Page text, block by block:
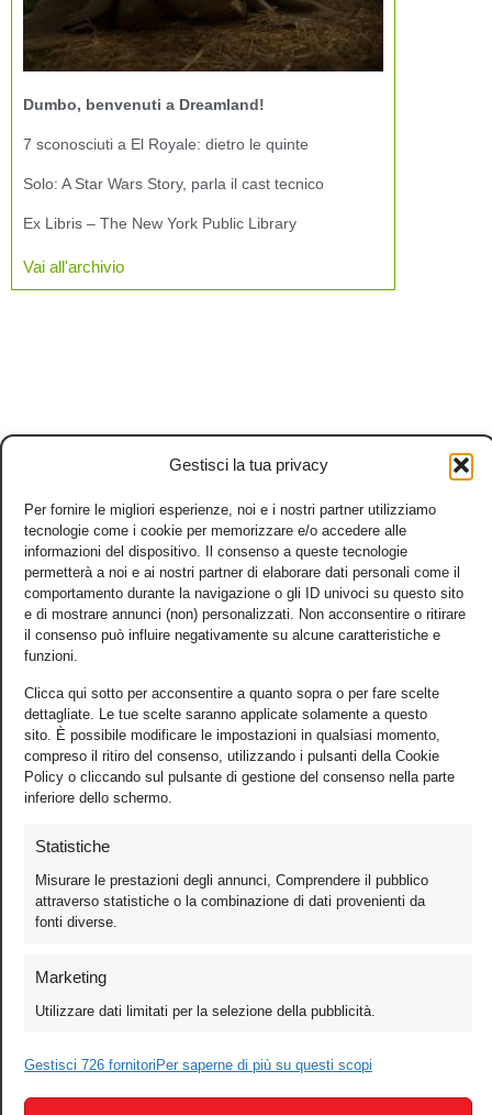
Gestisci la tua privacy
Per fornire le migliori esperienze, noi e i nostri partner utilizziamo
tecnologie come i cookie per memorizzare e/o accedere alle
informazioni del dispositivo. Il consenso a queste tecnologie
permetterà a noi e ai nostri partner di elaborare dati personali come il
comportamento durante la navigazione o gli ID univoci su questo sito
e di mostrare annunci (non) personalizzati. Non acconsentire o ritirare
il consenso può influire negativamente su alcune caratteristiche e
funzioni.
Clicca qui sotto per acconsentire a quanto sopra o per fare scelte
dettagliate. Le tue scelte saranno applicate solamente a questo
sito. È possibile modificare le impostazioni in qualsiasi momento,
compreso il ritiro del consenso, utilizzando i pulsanti della Cookie
Policy o cliccando sul pulsante di gestione del consenso nella parte
inferiore dello schermo.
Statistiche
Misurare le prestazioni degli annunci, Comprendere il pubblico
attraverso statistiche o la combinazione di dati provenienti da
fonti diverse.
Marketing
Utilizzare dati limitati per la selezione della pubblicità.
Gestisci 726 fornitori Per saperne di più su questi scopi
Dumbo, benvenuti a Dreamland!
7 sconosciuti a El Royale: dietro le quinte
Solo: A Star Wars Story, parla il cast tecnico
Ex Libris – The New York Public Library
Vai all'archivio
Foto
Video
Cinema
Home Theater/HDTV